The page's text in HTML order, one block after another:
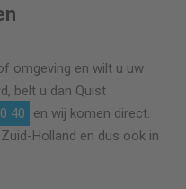
omgeving en wilt u uw
belt u dan Quist
40
en wij komen direct.
Holland en dus ook in